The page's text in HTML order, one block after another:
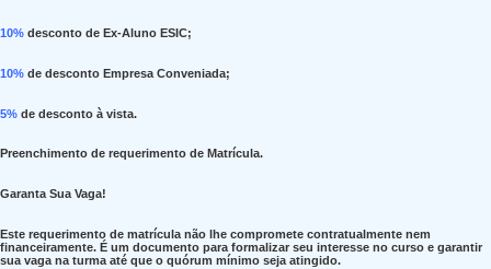
10% desconto de Ex-Aluno ESIC;
10% de desconto Empresa Conveniada;
5% de desconto à vista.
Preenchimento de requerimento de Matrícula.
Garanta Sua Vaga!
Este requerimento de matrícula não lhe compromete contratualmente nem
financeiramente. É um documento para formalizar seu interesse no curso e garantir
sua vaga na turma até que o quórum mínimo seja atingido.